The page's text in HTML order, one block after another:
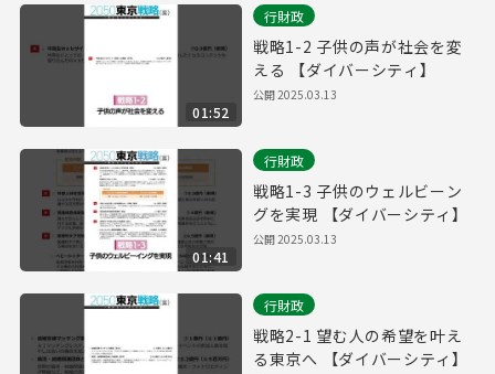
01:52
行財政
戦略1-2 子供の声が社会を変
える 【ダイバーシティ】
公開2025.03.13
01:41
行財政
戦略1-3 子供のウェルビーン
グを実現 【ダイバーシティ】
公開2025.03.13
行財政
戦略2-1 望む人の希望を叶え
る東京へ 【ダイバーシティ】